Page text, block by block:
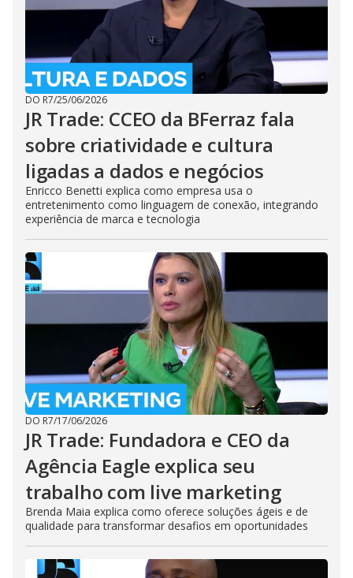
DO R7/25/06/2026
JR Trade: CCEO da BFerraz fala
sobre criatividade e cultura
ligadas a dados e negócios
Enricco Benetti explica como empresa usa o
entretenimento como linguagem de conexão, integrando
experiência de marca e tecnologia
DO R7/17/06/2026
JR Trade: Fundadora e CEO da
Agência Eagle explica seu
trabalho com live marketing
Brenda Maia explica como oferece soluções ágeis e de
qualidade para transformar desafios em oportunidades